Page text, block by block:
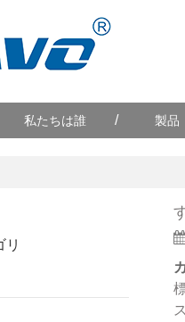
私たちは誰 / 製品
リ